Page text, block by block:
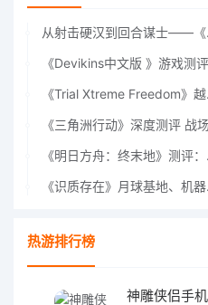
从射击
《Devikins中文版 》游戏测评
《
《明
《识
热游排行榜
神雕侠侣手